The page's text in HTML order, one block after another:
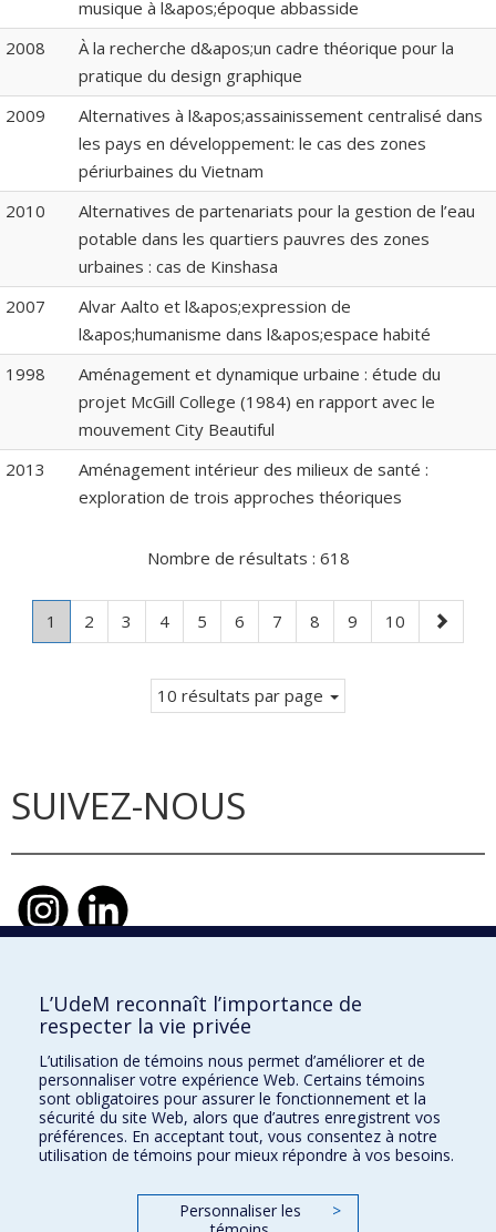
musique à l&apos;époque abbasside
2008
À la recherche d&apos;un cadre théorique pour la
pratique du design graphique
2009
Alternatives à l&apos;assainissement centralisé dans
les pays en développement: le cas des zones
périurbaines du Vietnam
2010
Alternatives de partenariats pour la gestion de l’eau
potable dans les quartiers pauvres des zones
urbaines : cas de Kinshasa
2007
Alvar Aalto et l&apos;expression de
l&apos;humanisme dans l&apos;espace habité
1998
Aménagement et dynamique urbaine : étude du
projet McGill College (1984) en rapport avec le
mouvement City Beautiful
2013
Aménagement intérieur des milieux de santé :
exploration de trois approches théoriques
Nombre de résultats : 618
Page
1
Page
Page
2 Page
3 Page
4 Page
5 Page
6 Page
7 Page
8 Page
9 Page
10
Page
suivante
10 résultats par page
SUIVEZ-NOUS
École d'urbanisme et d'architecture de
paysage
École d'architecture
École de design
Faculté de l'aménagement
L’UdeM reconnaît l’importance de
respecter la vie privée
L’utilisation de témoins nous permet d’améliorer et de
personnaliser votre expérience Web. Certains témoins
sont obligatoires pour assurer le fonctionnement et la
sécurité du site Web, alors que d’autres enregistrent vos
préférences. En acceptant tout, vous consentez à notre
utilisation de témoins pour mieux répondre à vos besoins.
Personnaliser les
>